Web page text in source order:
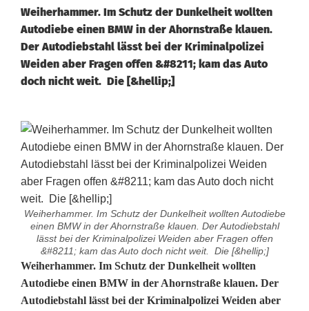
Weiherhammer. Im Schutz der Dunkelheit wollten
Autodiebe einen BMW in der Ahornstraße klauen.
Der Autodiebstahl lässt bei der Kriminalpolizei
Weiden aber Fragen offen &#8211; kam das Auto
doch nicht weit. Die [&hellip;]
Weiherhammer. Im Schutz der Dunkelheit wollten Autodiebe
einen BMW in der Ahornstraße klauen. Der Autodiebstahl
lässt bei der Kriminalpolizei Weiden aber Fragen offen
&#8211; kam das Auto doch nicht weit. Die [&hellip;]
V
e
Weiherhammer. Im Schutz der Dunkelheit wollten
Autodiebe einen BMW in der Ahornstraße klauen. Der
Autodiebstahl lässt bei der Kriminalpolizei Weiden aber